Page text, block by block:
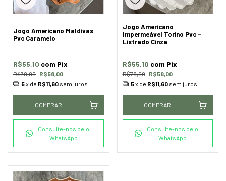
Jogo Americano Maldivas
Pvc Caramelo
R$78,00 R$58,00
R$55,10 com Pix
5x de R$11,60 sem juros
COMPRAR
Consulte-nos pelo
WhatsApp
Jogo Americano
Impermeável Torino Pvc -
Listrado Cinza
R$78,00 R$58,00
R$55,10 com Pix
5x de R$11,60 sem juros
COMPRAR
Consulte-nos pelo
WhatsApp